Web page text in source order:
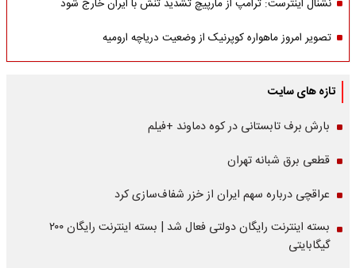
نشنال اینترست: ترامپ از مارپیچ تشدید تنش با ایران خارج شود
تصویر امروز ماهواره کوپرنیک از وضعیت دریاچه ارومیه
تازه های سایت
بارش برف تابستانی در کوه دماوند +فیلم
قطعی برق شبانه تهران
عراقچی درباره سهم ایران از خزر شفاف‌سازی کرد
بسته اینترنت رایگان دولتی فعال شد | بسته اینترنت رایگان ۲۰۰
گیگابایتی